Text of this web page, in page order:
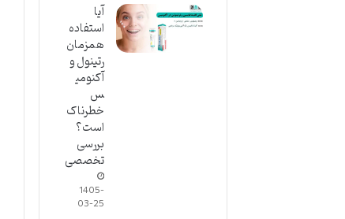
آیا
استفاده
همزمان
رتینول و
آکنومی
س
خطرناک
است؟
بررسی
تخصصی
1405-
03-25